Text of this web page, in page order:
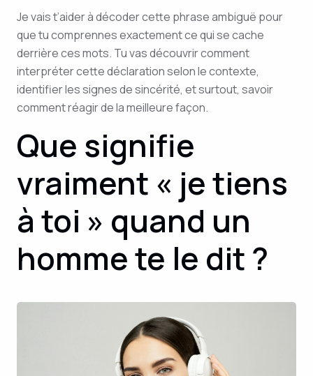
Je vais t’aider à décoder cette phrase ambiguë pour
que tu comprennes exactement ce qui se cache
derrière ces mots. Tu vas découvrir comment
interpréter cette déclaration selon le contexte,
identifier les signes de sincérité, et surtout, savoir
comment réagir de la meilleure façon.
Que signifie
vraiment « je tiens
à toi » quand un
homme te le dit ?